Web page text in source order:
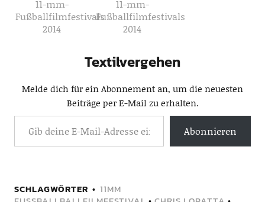
11-mm-
Fußballfilmfestivals
2014
11-mm-
Fußballfilmfestivals
2014
Textilvergehen
Melde dich für ein Abonnement an, um die neuesten
Beiträge per E-Mail zu erhalten.
Abonnieren
SCHLAGWÖRTER
11MM